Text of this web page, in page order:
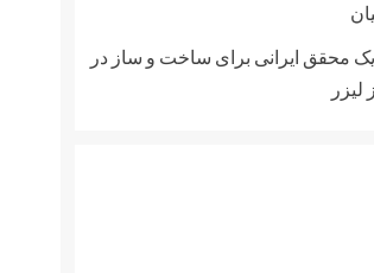
یک محقق ایرانی برای ساخت و ساز در
لیزر